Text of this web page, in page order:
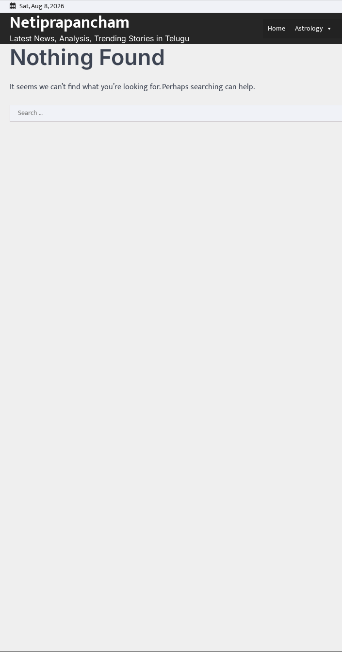
Skip
to
content
Sat, Aug 8, 2026
Netiprapancham
Latest News, Analysis, Trending Stories in Telugu
Home Astrology
Nothing Found
It seems we can’t find what you’re looking for. Perhaps searching can help.
Search
for: